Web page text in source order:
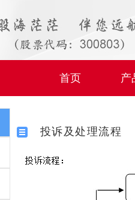
首页 产
投诉及处理流程